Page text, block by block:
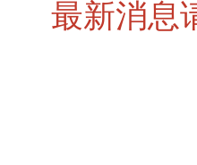
最新消息